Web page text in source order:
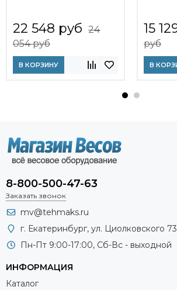
22 548 руб 24
054 руб
В КОРЗИНУ
15
руб
В
8-800-500-47-63
Заказать звонок
mv@tehmaks.ru
г. Екатеринбург, ул. Циолковского 73
Пн-Пт 9:00-17:00, Сб-Вс - выходной
ИНФОРМАЦИЯ
Каталог